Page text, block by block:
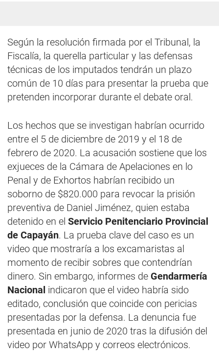
Según la resolución firmada por el Tribunal, la
Fiscalía, la querella particular y las defensas
técnicas de los imputados tendrán un plazo
común de 10 días para presentar la prueba que
pretenden incorporar durante el debate oral.
Los hechos que se investigan habrían ocurrido
entre el 5 de diciembre de 2019 y el 18 de
febrero de 2020. La acusación sostiene que los
exjueces de la Cámara de Apelaciones en lo
Penal y de Exhortos habrían recibido un
soborno de $820.000 para revocar la prisión
preventiva de Daniel Jiménez, quien estaba
detenido en el Servicio Penitenciario Provincial
de Capayán. La prueba clave del caso es un
video que mostraría a los excamaristas al
momento de recibir sobres que contendrían
dinero. Sin embargo, informes de Gendarmería
Nacional indicaron que el video habría sido
editado, conclusión que coincide con pericias
presentadas por la defensa. La denuncia fue
presentada en junio de 2020 tras la difusión del
video por WhatsApp y correos electrónicos.